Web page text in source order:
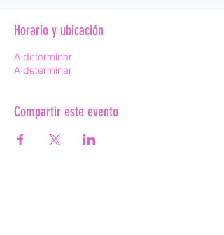
Horario y ubicación
A determinar
A determinar
Compartir este evento